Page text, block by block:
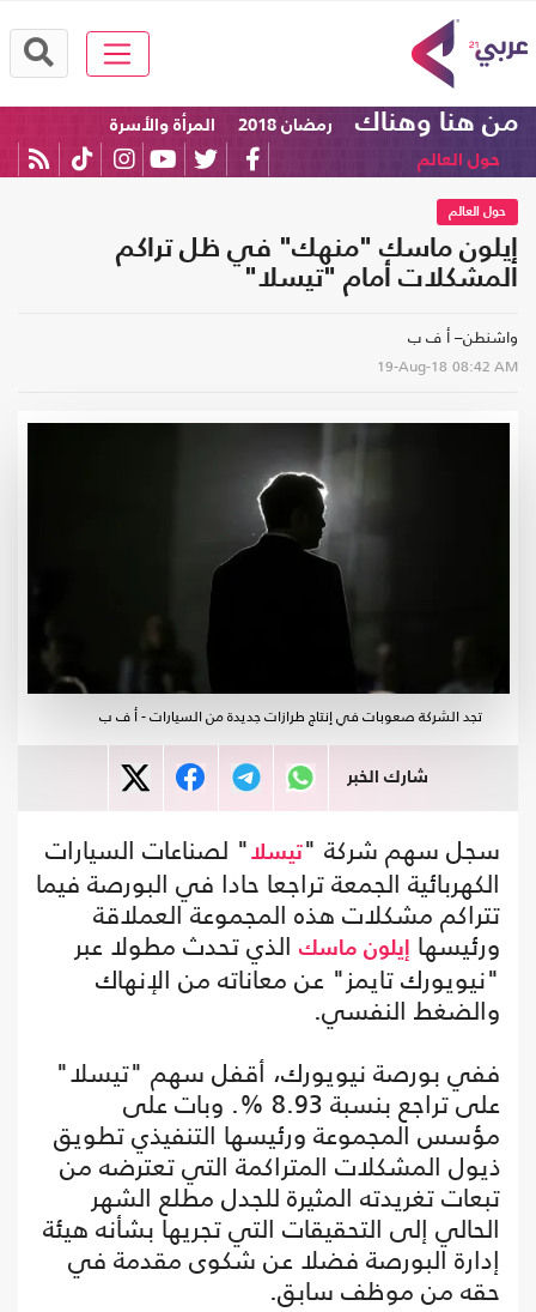
من هنا وهناك رمضان 2018
المرأة والأسرة
حول العالم
حول العالم
إيلون ماسك "منهك" في ظل تراكم
المشكلات أمام "تيسلا"
واشنطن– أ ف ب
19-Aug-18 08:42 AM
تجد الشركة صعوبات في إنتاج طرازات جديدة من السيارات - أ ف ب
شارك الخبر
سجل سهم شركة "تيسلا " لصناعات السيارات
الكهربائية الجمعة تراجعا حادا في البورصة فيما
تتراكم مشكلات هذه المجموعة العملاقة
ورئيسها إيلون ماسك الذي تحدث مطولا عبر
"نيويورك تايمز" عن معاناته من الإنهاك
والضغط النفسي.
ففي بورصة نيويورك، أقفل سهم "تيسلا"
على تراجع بنسبة 8.93 %. وبات على
مؤسس المجموعة ورئيسها التنفيذي تطويق
ذيول المشكلات المتراكمة التي تعترضه من
تبعات تغريدته المثيرة للجدل مطلع الشهر
الحالي إلى التحقيقات التي تجريها بشأنه هيئة
إدارة البورصة فضلا عن شكوى مقدمة في
حقه من موظف سابق.